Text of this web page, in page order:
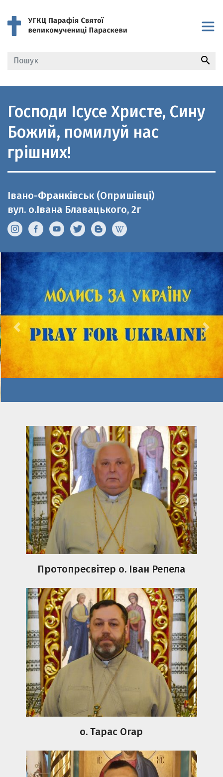
search
Господи Ісусе Христе, Сину
Божий, помилуй нас
грішних!
Івано-Франківськ (Опришівці)
вул. о.Івана Блавацького, 2г
Previous
Протопресвітер о. Іван Репела
о. Тарас Огар